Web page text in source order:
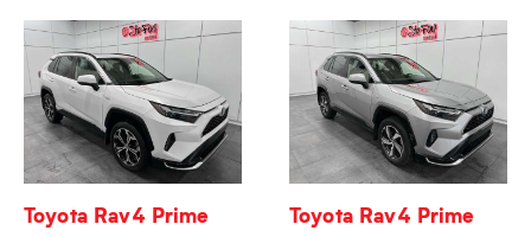
Toyota Rav4 Prime Toyota Rav4 Prime